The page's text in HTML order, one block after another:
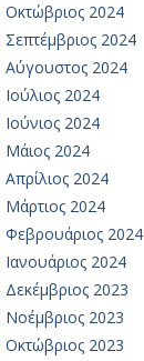
Οκτώβριος 2024
Σεπτέμβριος 2024
Αύγουστος 2024
Ιούλιος 2024
Ιούνιος 2024
Μάιος 2024
Απρίλιος 2024
Μάρτιος 2024
Φεβρουάριος 2024
Ιανουάριος 2024
Δεκέμβριος 2023
Νοέμβριος 2023
Οκτώβριος 2023